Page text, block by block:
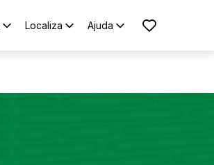
Localiza Ajuda